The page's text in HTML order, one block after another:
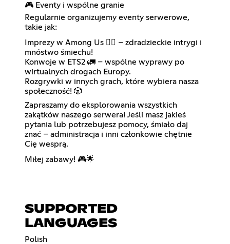
🎮 Eventy i wspólne granie
Regularnie organizujemy eventy serwerowe,
takie jak:
Imprezy w Among Us 🕵️‍♂️ – zdradzieckie intrygi i
mnóstwo śmiechu!
Konwoje w ETS2 🚛 – wspólne wyprawy po
wirtualnych drogach Europy.
Rozgrywki w innych grach, które wybiera nasza
społeczność! 🎲
Zapraszamy do eksplorowania wszystkich
zakątków naszego serwera! Jeśli masz jakieś
pytania lub potrzebujesz pomocy, śmiało daj
znać – administracja i inni członkowie chętnie
Cię wesprą.
Miłej zabawy! 🎮🌟
SUPPORTED
LANGUAGES
Polish